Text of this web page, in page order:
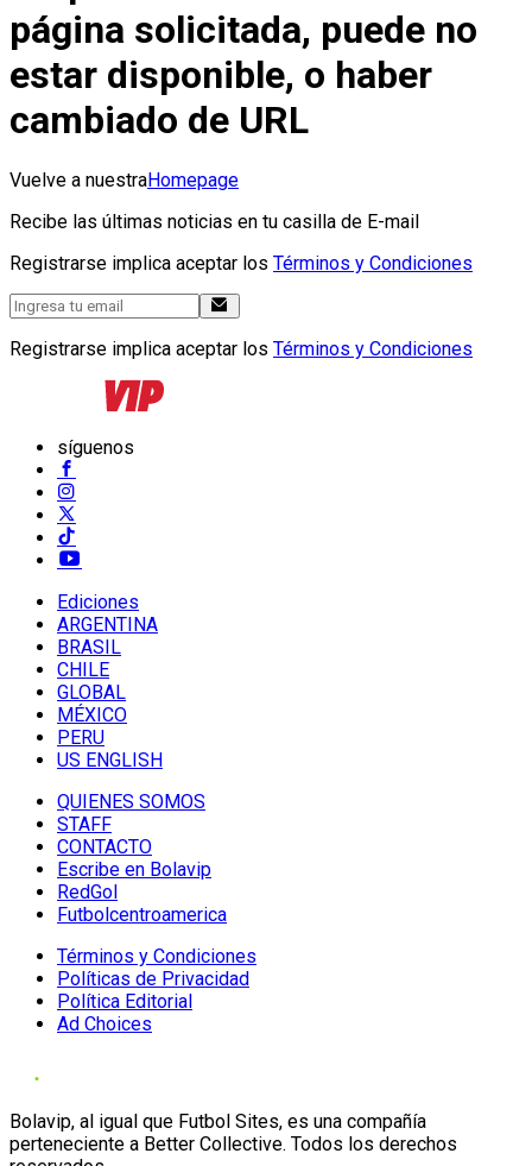
página solicitada, puede no
estar disponible, o haber
cambiado de URL
Vuelve a nuestraHomepage
Recibe las últimas noticias en tu casilla de E-mail
Registrarse implica aceptar los Términos y Condiciones
Registrarse implica aceptar los Términos y Condiciones
síguenos
Ediciones
ARGENTINA
BRASIL
CHILE
GLOBAL
MÉXICO
PERU
US ENGLISH
QUIENES SOMOS
STAFF
CONTACTO
Escribe en Bolavip
RedGol
Futbolcentroamerica
Términos y Condiciones
Políticas de Privacidad
Política Editorial
Ad Choices
Bolavip, al igual que Futbol Sites, es una compañía
perteneciente a Better Collective. Todos los derechos